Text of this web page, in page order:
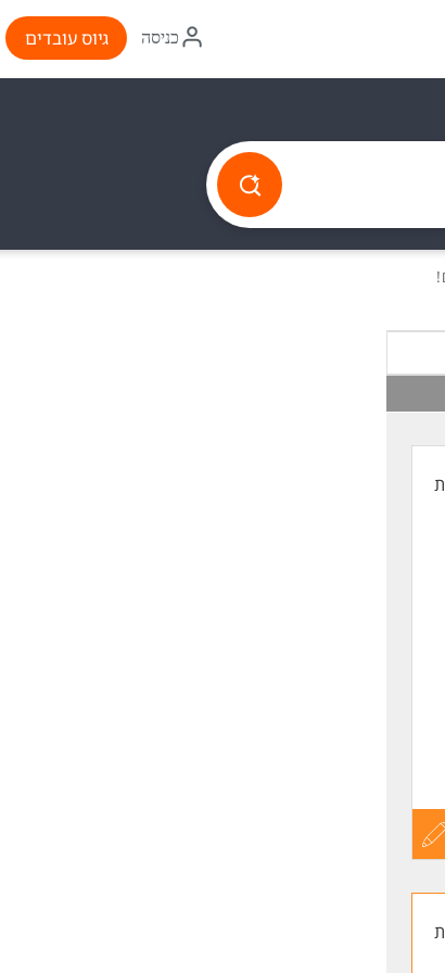
איקון
התחברות
כניסה גיוס עובדים
עדכון